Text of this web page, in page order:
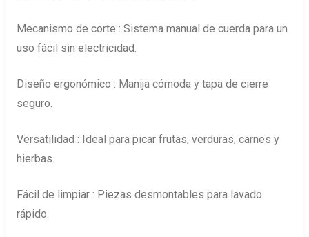
Mecanismo de corte : Sistema manual de cuerda para un
uso fácil sin electricidad.
Diseño ergonómico : Manija cómoda y tapa de cierre
seguro.
Versatilidad : Ideal para picar frutas, verduras, carnes y
hierbas.
Fácil de limpiar : Piezas desmontables para lavado
rápido.